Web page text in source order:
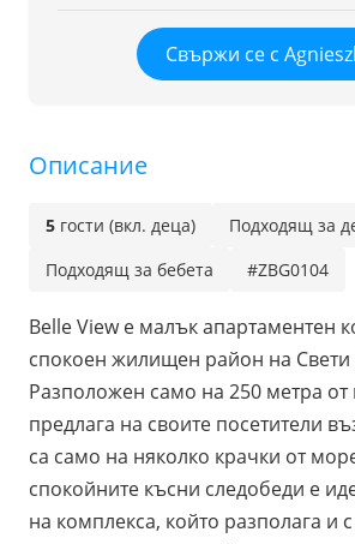
Свържи се с
Описание
5 гости (вкл. деца)
Подходящ за
Подходящ за бебета
#ZBG0104
Belle View е малък апартаментен
спокоен жилищен район на Свети
Разположен само на 250 метра от
предлага на своите посетители
са само на няколко крачки от
спокойните късни следобеди е
на комплекса, който разполага и